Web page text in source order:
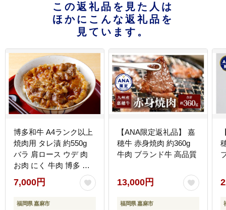
この返礼品を見た人は
ほかにこんな返礼品を
見ています。
博多和牛 A4ランク以上
焼肉用 タレ漬 約550g
バラ 肩ロース ウデ 肉
お肉 にく 牛肉 博多 和
牛 焼肉 焼き肉 タレ 漬
け込み タレ漬け 味付け
肉 小分け 冷凍
7,000円
福岡県 嘉麻市
【ANA限定返礼品】 嘉
穂牛 赤身焼肉 約360g
牛肉 ブランド牛 高品質
13,000円
福岡県 嘉麻市